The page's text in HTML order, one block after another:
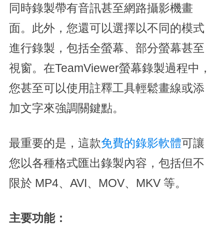
同時錄製帶有音訊甚至網路攝影機畫
面。此外，您還可以選擇以不同的模式
進行錄製，包括全螢幕、部分螢幕甚至
視窗。在TeamViewer螢幕錄製過程中，
您甚至可以使用註釋工具輕鬆畫線或添
加文字來強調關鍵點。
最重要的是，這款免費的錄影軟體可讓
您以各種格式匯出錄製內容，包括但不
限於 MP4、AVI、MOV、MKV 等。
主要功能：